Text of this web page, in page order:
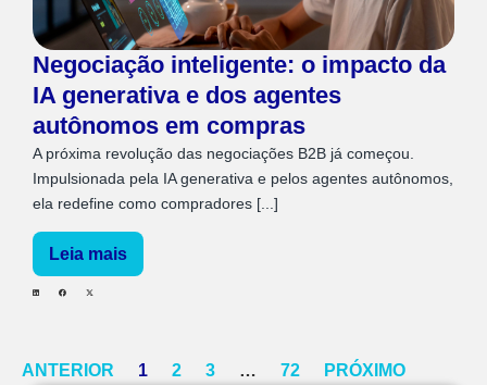
Negociação inteligente: o impacto da
IA generativa e dos agentes
autônomos em compras
A próxima revolução das negociações B2B já começou.
Impulsionada pela IA generativa e pelos agentes autônomos,
ela redefine como compradores [...]
Leia mais
ANTERIOR 1 2 3 … 72 PRÓXIMO